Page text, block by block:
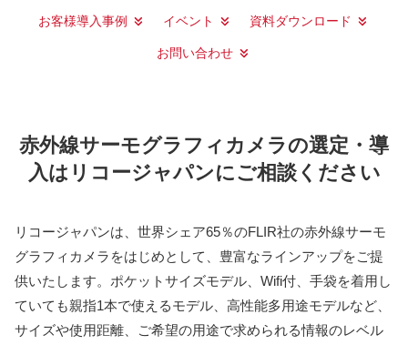
お客様導入事例 イベント 資料ダウンロード
お問い合わせ
赤外線サーモグラフィカメラの選定・導
入はリコージャパンにご相談ください
リコージャパンは、世界シェア65％のFLIR社の赤外線サーモ
グラフィカメラをはじめとして、豊富なラインアップをご提
供いたします。ポケットサイズモデル、Wifi付、手袋を着用し
ていても親指1本で使えるモデル、高性能多用途モデルなど、
サイズや使用距離、ご希望の用途で求められる情報のレベル